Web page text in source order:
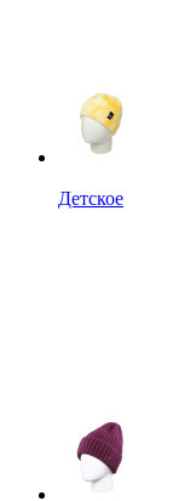
Детское